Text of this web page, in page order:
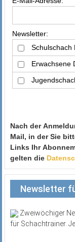
Newsletter:
Schulschach
Erwachsene
Nach der
Mail, in der Sie
Links Ihr
gelten die
Newsletter
Zweiwöchiger
für Schachtrainer.